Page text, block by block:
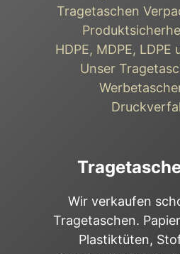
Wir verkaufen
Tragetaschen.
Plastiktüten,
Tragetaschen
HDPE, MDPE, LDPE
Unser